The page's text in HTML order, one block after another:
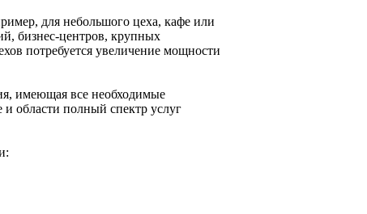
для небольшого цеха, кафе или
бизнес-центров, крупных
потребуется увеличение мощности
имеющая все необходимые
области полный спектр услуг